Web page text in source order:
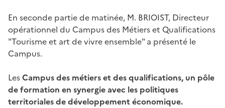
En seconde partie de matinée, M. BRIOIST, Directeur
opérationnel du Campus des Métiers et Qualifications
"Tourisme et art de vivre ensemble" a présenté le
Campus.
LesCampus des métiers et des qualifications, un pôle
de formation en synergie avec les politiques
territoriales de développement économique.